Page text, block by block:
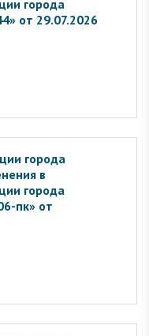
города
от 29.07.2026
города
в
города
пк» от